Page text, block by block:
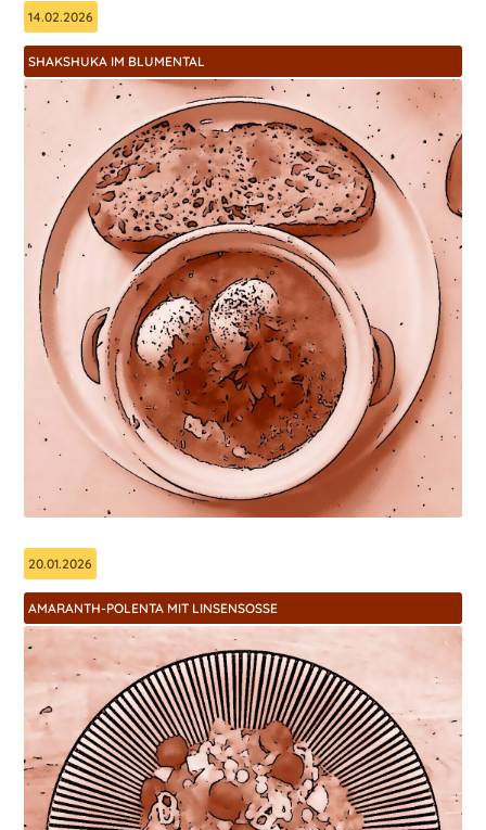
14.02.2026
SHAKSHUKA IM BLUMENTAL
20.01.2026
AMARANTH-POLENTA MIT LINSENSOSSE